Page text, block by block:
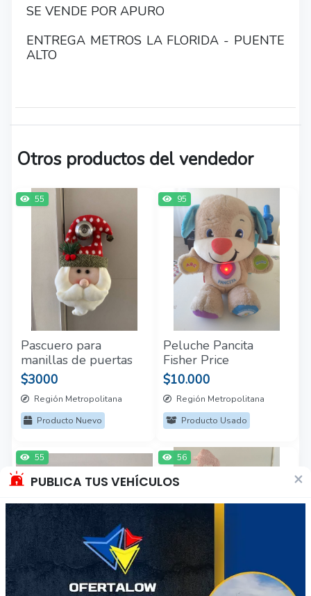
PUBLICA TUS VEHÍCULOS ×
SE VENDE POR APURO
ENTREGA METROS LA FLORIDA - PUENTE
ALTO
Otros productos del vendedor
55
Pascuero para
manillas de puertas
$3000
Región Metropolitana
Producto Nuevo
95
Peluche Pancita
Fisher Price
$10.000
Región Metropolitana
Producto Usado
55 56